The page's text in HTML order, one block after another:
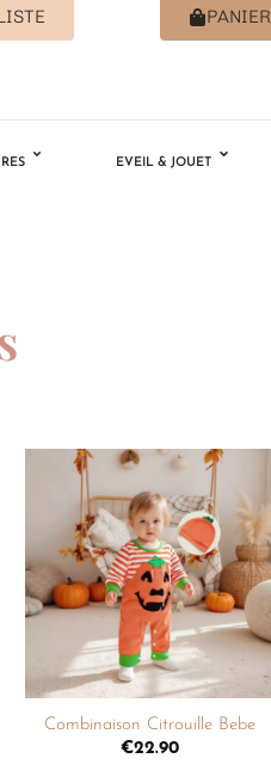
PANIER
EVEIL & JOUET
Ajouter
à la
liste de
souhaits
Combinaison Citrouille Bebe
€22.90